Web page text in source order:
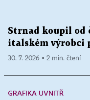
Strnad koupil od
italském výrobci
30. 7. 2026 ▪ 2 min. čtení
GRAFIKA UVNITŘ